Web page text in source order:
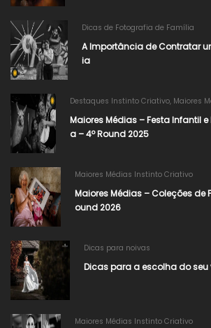
Dicas de Fotografia de Família
A Importância de Contratar
ia
Destaques Instinto Criativo, Maiores
Maiores Médias – Festa Infantil
a – 4º Round 2025
Maiores Médias Instinto Criativo
Maiores Médias – Coleções de
ound 2026​
Dicas para noivas
Dicas para a escolha do
Maiores Médias Instinto Criativo